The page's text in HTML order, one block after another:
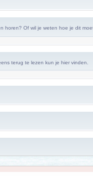
horen? Of wil je weten hoe je dit
terug te lezen kun je hier vinden.